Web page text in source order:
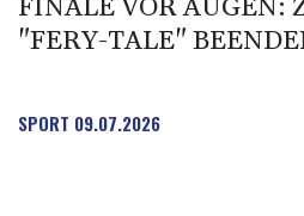
FINALE VOR AUGEN:
"FERY-TALE"
SPORT 09.07.2026